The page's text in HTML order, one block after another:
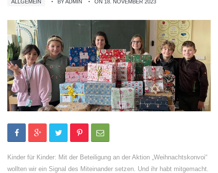
ALLGEMEIN BY ADMIN ON 18. NOVEMBER 2023
Kinder für Kinder: Mit der Beteiligung an der Aktion „Weihnachtskonvoi“
wollten wir ein Signal des Miteinander setzen. Und ihr habt mitgemacht.